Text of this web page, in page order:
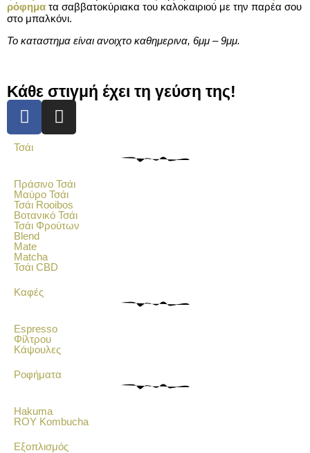
ρόφημα τα σαββατοκύριακα του καλοκαιριού με την παρέα σου
στο μπαλκόνι.
Το καταστημα είναι ανοιχτο καθημερινα, 6μμ – 9μμ.
Κάθε στιγμή έχει τη γεύση της!
Τσάι
Πράσινο Τσάι
Μαύρο Τσάι
Τσάι Rooibos
Βοτανικό Τσάι
Τσάι Φρούτων
Blend
Mate
Matcha
Τσάι CBD
Καφές
Espresso
Φίλτρου
Κάψουλες
Ροφήματα
Hakuma
ROY Kombucha
Εξοπλισμός